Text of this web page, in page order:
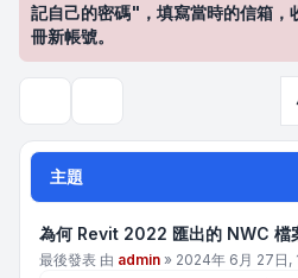
記自己的密碼"，填寫當時的信箱，
冊新帳號。
主題
為何 Revit 2022 匯出的 NWC 檔
最後發表 由 admin » 2024年 6月 27日,